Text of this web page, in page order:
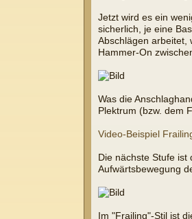
Jetzt wird es ein
sicherlich, je eine
Abschlägen arbeitet,
Hammer-On
Was die
Plektrum (bzw. dem
Video-Beispiel
Die nächste Stufe
Aufwärtsbewegung
Im "Frailing"-Stil ist